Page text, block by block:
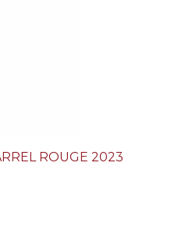
ROUGE 2023